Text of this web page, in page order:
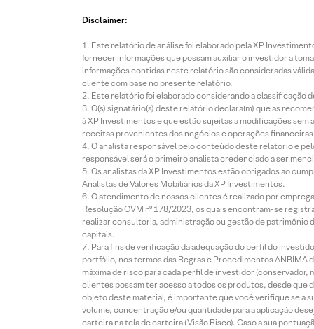
Disclaimer:
Este relatório de análise foi elaborado pela XP
fornecer informações que possam auxiliar o investidor a
informações contidas neste relatório são consideradas
cliente com base no presente relatório.
Este relatório foi elaborado considerando a classificação
O(s) signatário(s) deste relatório declara(m) que as
à XP Investimentos e que estão sujeitas a modificações
receitas provenientes dos negócios e operações
O analista responsável pelo conteúdo deste relatório e
responsável será o primeiro analista credenciado a ser
Os analistas da XP Investimentos estão obrigados ao
Analistas de Valores Mobiliários da XP Investimentos.
O atendimento de nossos clientes é realizado por
Resolução CVM nº 178/2023, os quais encontram-se
realizar consultoria, administração ou gestão de patrimônio
capitais.
Para fins de verificação da adequação do perfil do
portfólio, nos termos das Regras e Procedimentos
máxima de risco para cada perfil de investidor
clientes possam ter acesso a todos os produtos, desde que
objeto deste material, é importante que você verifique se a
volume, concentração e/ou quantidade para a aplicação
carteira na tela de carteira (Visão Risco). Caso a sua